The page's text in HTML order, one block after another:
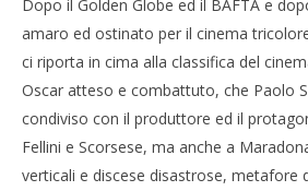
Redazione
Dopo il Golden Globe ed il BAFTA e
amaro ed ostinato per il cinema
ci riporta in cima alla classifica del
Oscar atteso e combattuto, che Paolo
condiviso con il produttore ed il
Fellini e Scorsese, ma anche a
verticali e discese disastrose, metafore